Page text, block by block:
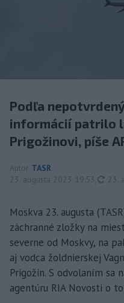
Podľa
informácií patrilo
Prigožinovi, píše
Autor TASR
23. augusta 2023 19:53
23.
Moskva 23. augusta
záchranné zložky na
severne od Moskvy, na
aj vodca žoldnierskej
Prigožin. S odvolaním sa
agentúru RIA Novosti o